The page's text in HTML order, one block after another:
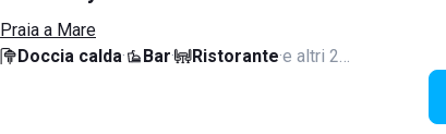
Praia a Mare
Doccia calda· Bar· Ristorante·e altri 2…